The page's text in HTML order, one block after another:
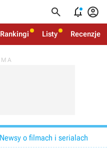
  
Rankingi Listy Recenzje
Newsy o filmach i serialach